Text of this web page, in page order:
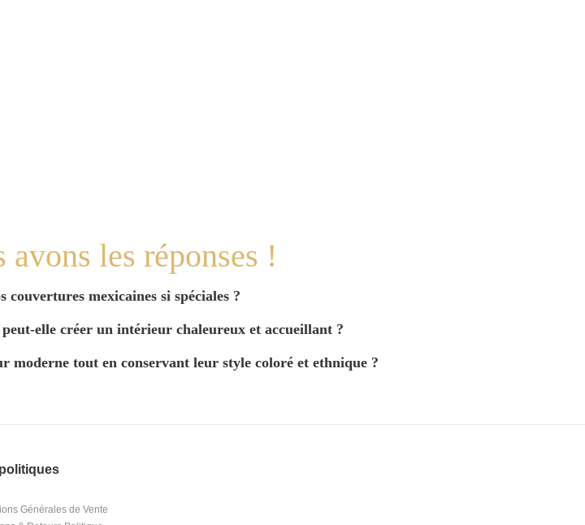
les réponses !
couvertures mexicaines si spéciales ?
elle créer un intérieur chaleureux et accueillant ?
moderne tout en conservant leur style coloré et ethnique ?
Générales de Vente